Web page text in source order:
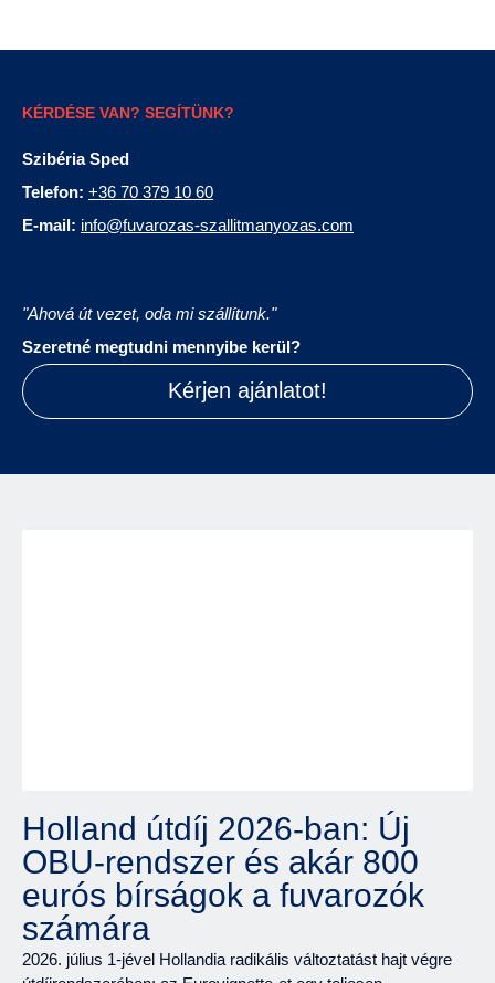
KÉRDÉSE VAN? SEGÍTÜNK?
Szibéria Sped
Telefon: +36 70 379 10 60
E-mail: info@fuvarozas-szallitmanyozas.com
"Ahová út vezet, oda mi szállítunk."
Szeretné megtudni mennyibe kerül?
Kérjen ajánlatot!
Holland útdíj 2026-ban: Új
OBU-rendszer és akár 800
eurós bírságok a fuvarozók
számára
2026. július 1-jével Hollandia radikális változtatást hajt végre